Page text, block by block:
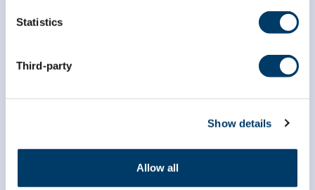
Statistics
Third-party
Show details
Allow all